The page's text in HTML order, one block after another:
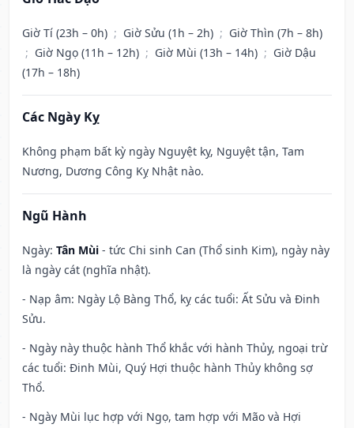
Giờ Tí (23h – 0h) ; Giờ Sửu (1h – 2h) ; Giờ Thìn (7h – 8h)
; Giờ Ngọ (11h – 12h) ; Giờ Mùi (13h – 14h) ; Giờ Dậu
(17h – 18h)
Các Ngày Kỵ
Không phạm bất kỳ ngày Nguyệt kỵ, Nguyệt tận, Tam
Nương, Dương Công Kỵ Nhật nào.
Ngũ Hành
Ngày: Tân Mùi - tức Chi sinh Can (Thổ sinh Kim), ngày này
là ngày cát (nghĩa nhật).
- Nạp âm: Ngày Lộ Bàng Thổ, kỵ các tuổi: Ất Sửu và Đinh
Sửu.
- Ngày này thuộc hành Thổ khắc với hành Thủy, ngoại trừ
các tuổi: Đinh Mùi, Quý Hợi thuộc hành Thủy không sợ
Thổ.
- Ngày Mùi lục hợp với Ngọ, tam hợp với Mão và Hợi